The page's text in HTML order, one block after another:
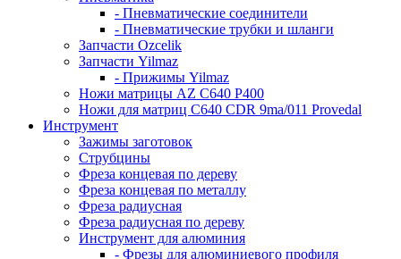
- Пневматические соединители
- Пневматические трубки и шланги
Запчасти Ozcelik
Запчасти Yilmaz
- Прижимы Yilmaz
Ножи матрицы AZ C640 P400
Ножи для матриц C640 CDR 9ma/011 Provedal
Инструмент
Зажимы заготовок
Струбцины
Фреза концевая по дереву
Фреза концевая по металлу
Фреза радиусная
Фреза радиусная по дереву
Инструмент для алюминия
- Фрезы для алюминиевого профиля